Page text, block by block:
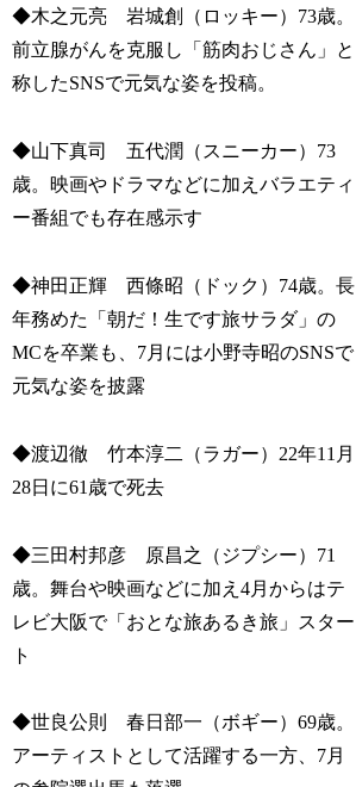
◆木之元亮 岩城創（ロッキー）73歳。
前立腺がんを克服し「筋肉おじさん」と
称したSNSで元気な姿を投稿。
◆山下真司 五代潤（スニーカー）73
歳。映画やドラマなどに加えバラエティ
ー番組でも存在感示す
◆神田正輝 西條昭（ドック）74歳。長
年務めた「朝だ！生です旅サラダ」の
MCを卒業も、7月には小野寺昭のSNSで
元気な姿を披露
◆渡辺徹 竹本淳二（ラガー）22年11月
28日に61歳で死去
◆三田村邦彦 原昌之（ジプシー）71
歳。舞台や映画などに加え4月からはテ
レビ大阪で「おとな旅あるき旅」スター
ト
◆世良公則 春日部一（ボギー）69歳。
アーティストとして活躍する一方、7月